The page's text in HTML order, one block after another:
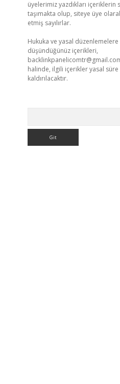
üyelerimiz yazdıkları içeriklerin
taşımakta olup, siteye üye
etmiş sayılırlar.
Hukuka ve yasal düzenlemelere
düşündüğünüz içerikleri,
halinde, ilgili içerikler yasal
kaldırılacaktır.